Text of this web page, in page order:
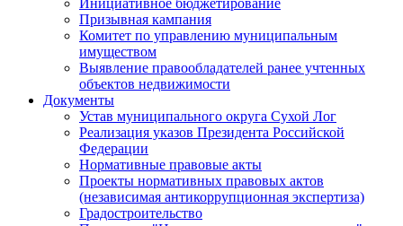
Инициативное бюджетирование
Призывная кампания
Комитет по управлению муниципальным
имуществом
Выявление правообладателей ранее учтенных
объектов недвижимости
Документы
Устав муниципального округа Сухой Лог
Реализация указов Президента Российской
Федерации
Нормативные правовые акты
Проекты нормативных правовых актов
(независимая антикоррупционная экспертиза)
Градостроительство